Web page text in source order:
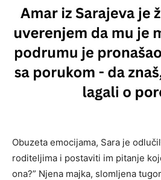
Obuzeta emocijama, Sara je
roditeljima i postaviti im pitanje
ona?” Njena majka, slomljena